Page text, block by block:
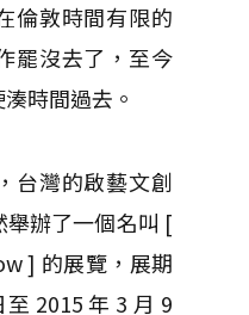
倫敦時間有限的
罷沒去了，至今
時間過去。
台灣的啟藝文創
辦了一個名叫 [
] 的展覽，展期
2015 年 3 月 9